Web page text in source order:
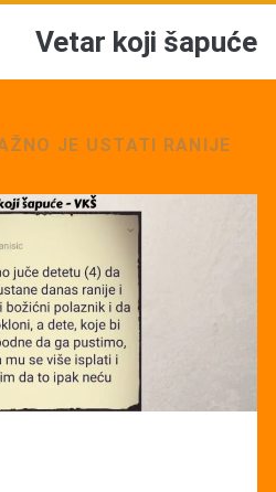
Vetar koji šapuće
JE USTATI RANIJE